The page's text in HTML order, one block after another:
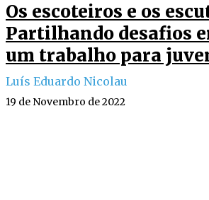
Os escoteiros e os
Partilhando desafios
um trabalho para
Luís Eduardo Nicolau
19 de Novembro de 2022